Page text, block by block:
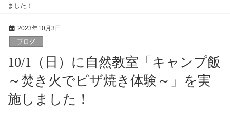
ました！
2023年10月3日
ブログ
10/1（日）に自然教室「キャンプ飯
～焚き火でピザ焼き体験～」を実
施しました！